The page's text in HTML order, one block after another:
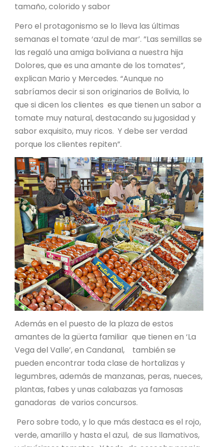
tamaño, colorido y sabor
Pero el protagonismo se lo lleva las últimas
semanas el tomate ‘azul de mar’. ”Las semillas se
las regaló una amiga boliviana a nuestra hija
Dolores, que es una amante de los tomates”,
explican Mario y Mercedes. “Aunque no
sabríamos decir si son originarios de Bolivia, lo
que si dicen los clientes es que tienen un sabor a
tomate muy natural, destacando su jugosidad y
sabor exquisito, muy ricos. Y debe ser verdad
porque los clientes repiten”.
Además en el puesto de la plaza de estos
amantes de la güerta familiar que tienen en ‘La
Vega del Valle’, en Candanal, también se
pueden encontrar toda clase de hortalizas y
legumbres, además de manzanas, peras, nueces,
plantas, fabes y unas calabazas ya famosas
ganadoras de varios concursos.
Pero sobre todo, y lo que más destaca es el rojo,
verde, amarillo y hasta el azul, de sus llamativos,